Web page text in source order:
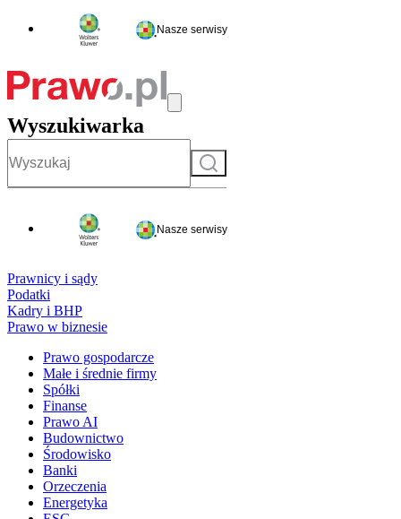
Nasze serwisy
Wyszukiwarka
Szukaj
Nasze serwisy
Prawnicy i sądy
Podatki
Kadry i BHP
Prawo w biznesie
Prawo gospodarcze
Małe i średnie firmy
Spółki
Finanse
Prawo AI
Budownictwo
Środowisko
Banki
Orzeczenia
Energetyka